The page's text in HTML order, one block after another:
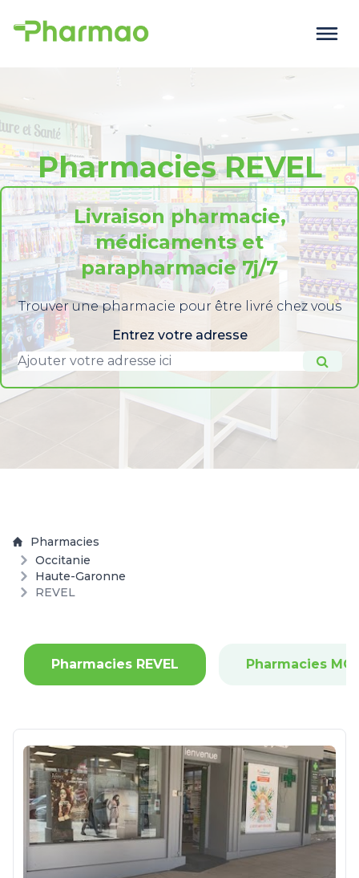
Pharmacies REVEL
Livraison pharmacie,
médicaments et
parapharmacie 7j/7
Trouver une pharmacie pour être livré chez vous
Entrez votre adresse
Pharmacies
Occitanie
Haute-Garonne
REVEL
Pharmacies REVEL Pharmacies